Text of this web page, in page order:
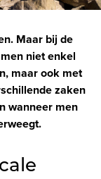
Maar bij de
niet enkel
maar ook met
zaken
wanneer men